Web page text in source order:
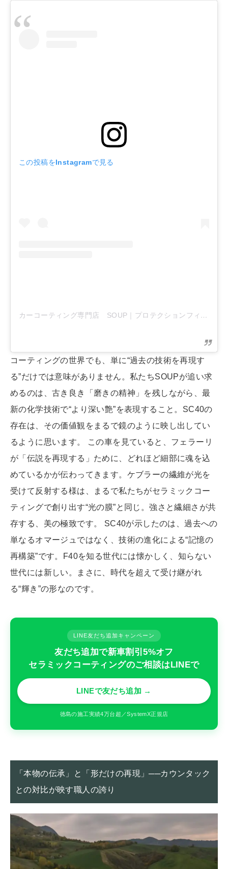
この投稿をInstagramで見る
カーコーティング専門店 SOUP｜プロテクションフィルム専門店
コーティングの世界でも、単に“過去の技術を再現す
る”だけでは意味がありません。私たちSOUPが追い求
めるのは、古き良き「磨きの精神」を残しながら、最
新の化学技術で“より深い艶”を表現すること。SC40の
存在は、その価値観をまるで鏡のように映し出してい
るように思います。 この車を見ていると、フェラーリ
が「伝説を再現する」ために、どれほど細部に魂を込
めているかが伝わってきます。ケブラーの繊維が光を
受けて反射する様は、まるで私たちがセラミックコー
ティングで創り出す“光の膜”と同じ。強さと繊細さが共
存する、美の極致です。 SC40が示したのは、過去への
単なるオマージュではなく、技術の進化による“記憶の
再構築”です。F40を知る世代には懐かしく、知らない
世代には新しい。まさに、時代を超えて受け継がれ
る“輝き”の形なのです。
LINE友だち追加キャンペーン
友だち追加で新車割引5%オフ
セラミックコーティングのご相談はLINEで
LINEで友だち追加 →
徳島の施工実績4万台超／SystemX正規店
「本物の伝承」と「形だけの再現」──カウンタック
との対比が映す職人の誇り